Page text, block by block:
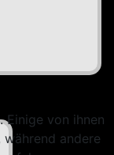
Einige von ihnen
andere